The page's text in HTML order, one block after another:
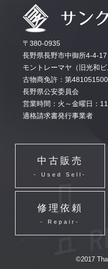
〒380-0935
長野県長野市中御所4-4-17
モントレーマヤ（旧光和ビ
古物商免許：第
長野県公安委員会
営業時間：火～金曜日：
適格請求書発行事業者
中古販売
- Used Sell-
修理依頼
- Repair-
©2017